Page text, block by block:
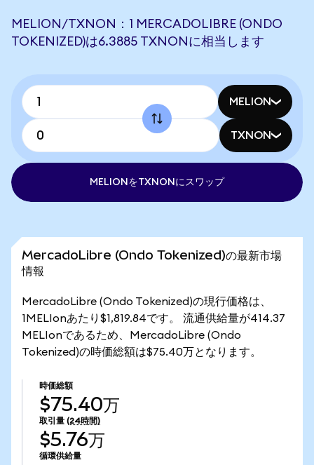
MELION/TXNON：1 MERCADOLIBRE (ONDO
TOKENIZED)は6.3885 TXNONに相当します
MELION
TXNON
MELIONをTXNONにスワップ
MercadoLibre (Ondo Tokenized)の最新市場
情報
MercadoLibre (Ondo Tokenized)の現行価格は、
1MELIonあたり$1,819.84です。 流通供給量が414.37
MELIonであるため、MercadoLibre (Ondo
Tokenized)の時価総額は$75.40万となります。
時価総額
$75.40万
取引量 (24時間)
$5.76万
循環供給量